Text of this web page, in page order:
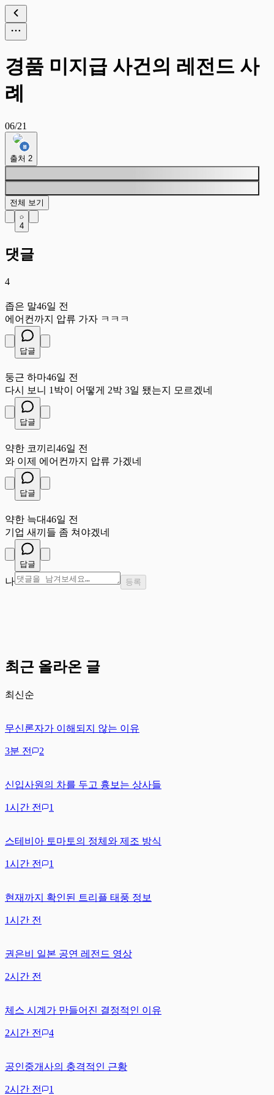
경품 미지급 사건의 레전드 사
례
06/21
출처 2
전체 보기
4
댓글
4
좁은 말46일 전
에어컨까지 압류 가자 ㅋㅋㅋ
답글
둥근 하마46일 전
다시 보니 1박이 어떻게 2박 3일 됐는지 모르겠네
답글
약한 코끼리 46일 전
와 이제 에어컨까지 압류 가겠네
답글
약한 늑대46일 전
기업 새끼들 좀 쳐야겠네
답글
나 등록
최근 올라온 글
최신순
무신론자가 이해되지 않는 이유
3분 전 2
신입사원의 차를 두고 흉보는 상사들
1시간 전 1
스테비아 토마토의 정체와 제조 방식
1시간 전 1
현재까지 확인된 트리플 태풍 정보
1시간 전
권은비 일본 공연 레전드 영상
2시간 전
체스 시계가 만들어진 결정적인 이유
2시간 전 4
공인중개사의 충격적인 근황
2시간 전 1